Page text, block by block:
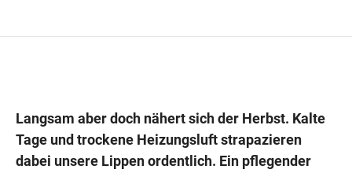
Langsam aber doch nähert sich der Herbst. Kalte
Tage und trockene Heizungsluft strapazieren
dabei unsere Lippen ordentlich. Ein pflegender